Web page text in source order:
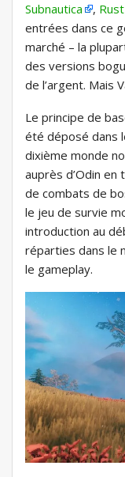
Subnautica
, Rust
entrées dans ce
marché – la
des versions
de l’argent. Mais
Le principe de
été déposé dans
dixième monde
auprès d’Odin en
de combats de
le jeu de survie
introduction au
réparties dans le
le gameplay.